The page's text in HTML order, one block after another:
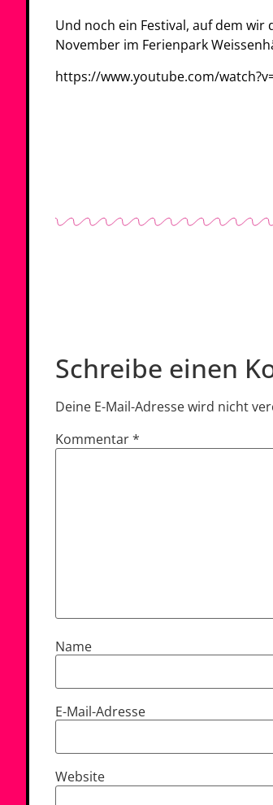
Und noch ein Festival, auf dem
November im Ferienpark
https://www.youtube.com/
Schreibe einen
Deine E-Mail-Adresse wird nicht
Kommentar*
Name
E-Mail-Adresse
Website